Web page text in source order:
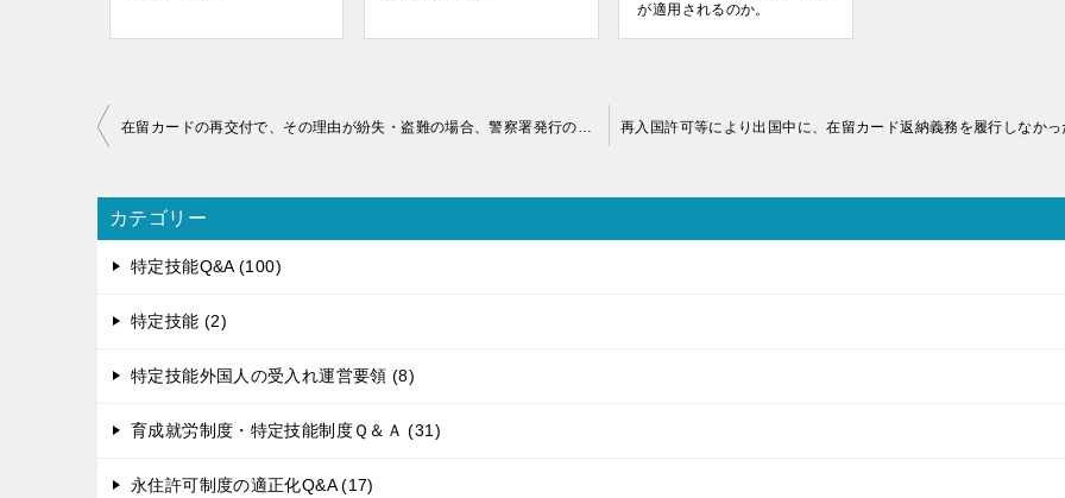
が適用されるのか。
投
稿
ビ
ゲ
シ
ン
在留カードの再交付で、その理由が紛失・盗難の場合、警察署発行の証明書が必要か。
カテゴリー
特定技能Q&A (100)
特定技能 (2)
特定技能外国人の受入れ運営要領 (8)
育成就労制度・特定技能制度Ｑ＆Ａ (31)
永住許可制度の適正化Q&A (17)